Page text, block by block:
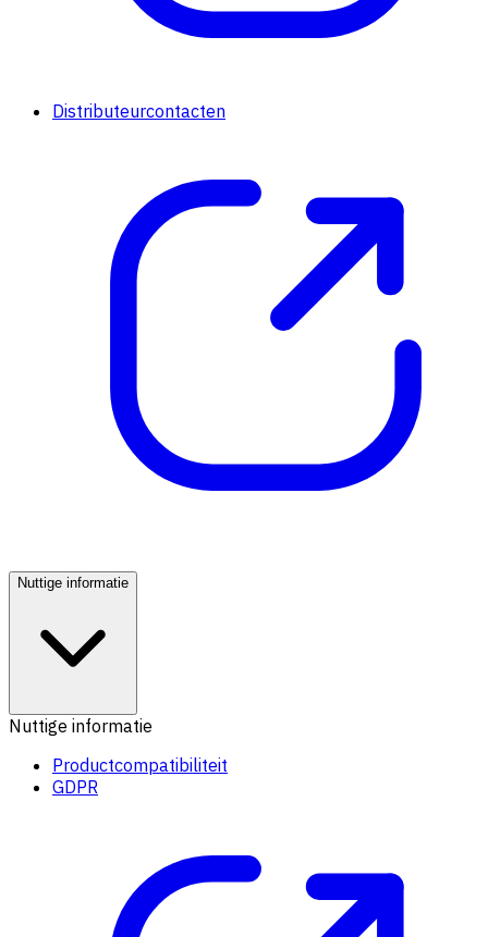
Distributeurcontacten
Nuttige informatie
Nuttige informatie
Productcompatibiliteit
GDPR